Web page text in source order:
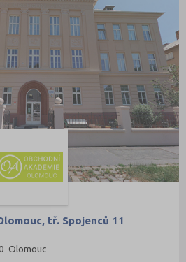
tř. Spojenců 11
Olomouc